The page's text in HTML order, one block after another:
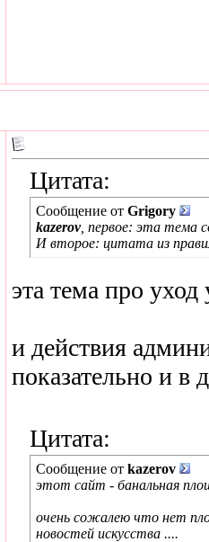
Цитата:
Сообщение от Grigory
kazerov, первое: эта тема
И второе: цитата из
эта тема про
и действия
показательно и в
Цитата:
Сообщение от kazerov
этот сайт - банальная
очень сожалею что нет
новостей искусства ....